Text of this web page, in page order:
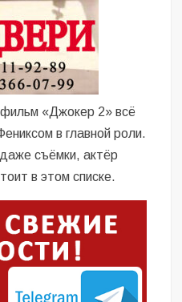
«Джокер 2» всё
в главной роли.
съёмки, актёр
в этом списке.